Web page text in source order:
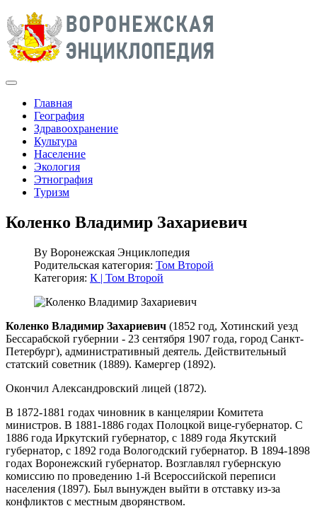
Главная
География
Здравоохранение
Культура
Население
Экология
Этнография
Туризм
Коленко Владимир Захариевич
By Воронежская Энциклопедия
Родительская категория: Том Второй
Категория: К | Том Второй
Коленко Владимир Захариевич (1852 год, Хотинский уезд
Бессарабской губернии - 23 сентября 1907 года, город Санкт-
Петербург), административный деятель. Действительный
статский советник (1889). Камергер (1892).
Окончил Александровский лицей (1872).
В 1872-1881 годах чиновник в канцелярии Комитета
министров. В 1881-1886 годах Полоцкой вице-губернатор. С
1886 года Иркутский губернатор, с 1889 года Якутский
губернатор, с 1892 года Вологодский губернатор. В 1894-1898
годах Воронежский губернатор. Возглавлял губернскую
комиссию по проведению 1-й Всероссийской переписи
населения (1897). Был вынужден выйти в отставку из-за
конфликтов с местным дворянством.